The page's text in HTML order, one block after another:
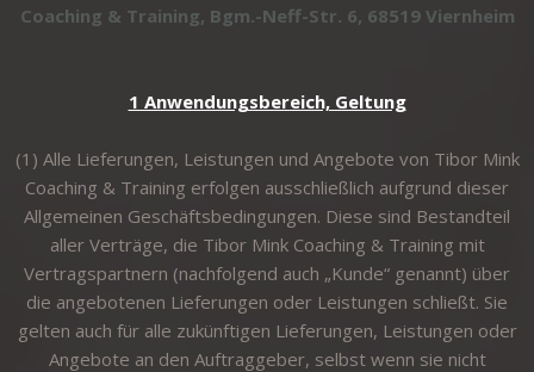
Coaching & Training, Bgm.-Neff-Str. 6, 68519 Viernheim
1 Anwendungsbereich, Geltung
(1) Alle Lieferungen, Leistungen und Angebote von Tibor Mink
Coaching & Training erfolgen ausschließlich aufgrund dieser
Allgemeinen Geschäftsbedingungen. Diese sind Bestandteil
aller Verträge, die Tibor Mink Coaching & Training mit
Vertragspartnern (nachfolgend auch „Kunde“ genannt) über
die angebotenen Lieferungen oder Leistungen schließt. Sie
gelten auch für alle zukünftigen Lieferungen, Leistungen oder
Angebote an den Auftraggeber, selbst wenn sie nicht